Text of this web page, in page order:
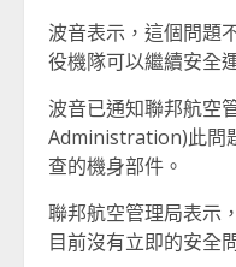
波音表示，這個問題
役機隊可以繼續安全
波音已通知聯邦航空
Administration)此問
查的機身部件。
聯邦航空管理局表示
目前沒有立即的安全